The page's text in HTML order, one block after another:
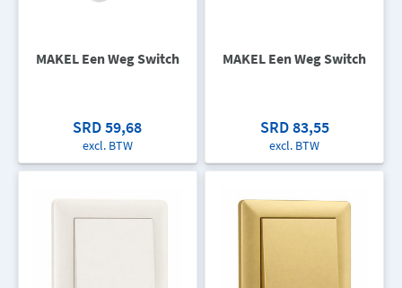
MAKEL Een Weg Switch
SRD 59,68
excl. BTW
MAKEL Een Weg Switch
SRD 83,55
excl. BTW